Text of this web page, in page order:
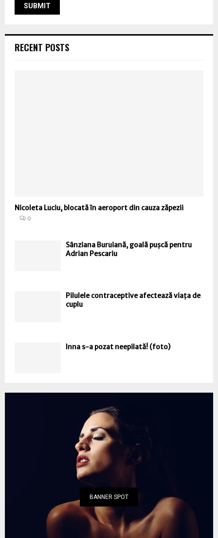
RECENT POSTS
Nicoleta Luciu, blocată în aeroport din cauza zăpezii
0
Sânziana Buruiană, goală pușcă pentru
Adrian Pescariu
Pilulele contraceptive afectează viața de
cuplu
Inna s-a pozat neepilată! (foto)
BANNER SPOT